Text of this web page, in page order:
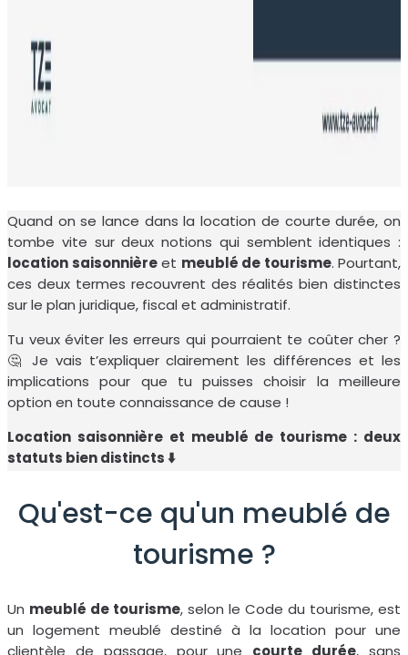
Quand on se lance dans la location de courte durée, on
tombe vite sur deux notions qui semblent identiques :
location saisonnièreet meublé de tourisme. Pourtant,
ces deux termes recouvrent des réalités bien distinctes
sur le plan juridique, fiscal et administratif.
Tu veux éviter les erreurs qui pourraient te coûter cher ?
🤔 Je vais t’expliquer clairement les différences et les
implications pour que tu puisses choisir la meilleure
option en toute connaissance de cause !
Location saisonnière et meublé de tourisme : deux
statuts bien distincts ⬇️
Qu'est-ce qu'un meublé de
tourisme ?
Un meublé de tourisme, selon le Code du tourisme, est
un logement meublé destiné à la location pour une
clientèle de passage, pour une courte durée, sans